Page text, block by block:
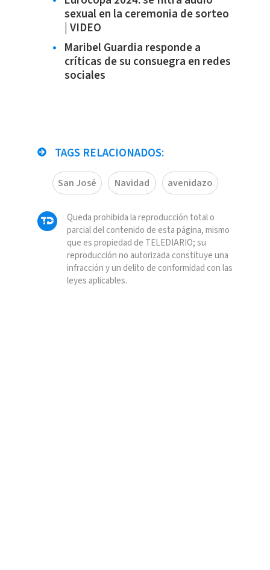
sexual en la ceremonia de sorteo
| VIDEO
Maribel Guardia responde a
críticas de su consuegra en redes
sociales
TAGS RELACIONADOS:
San José Navidad avenidazo
Queda prohibida la reproducción total o
parcial del contenido de esta página, mismo
que es propiedad de TELEDIARIO; su
reproducción no autorizada constituye una
infracción y un delito de conformidad con las
leyes aplicables.